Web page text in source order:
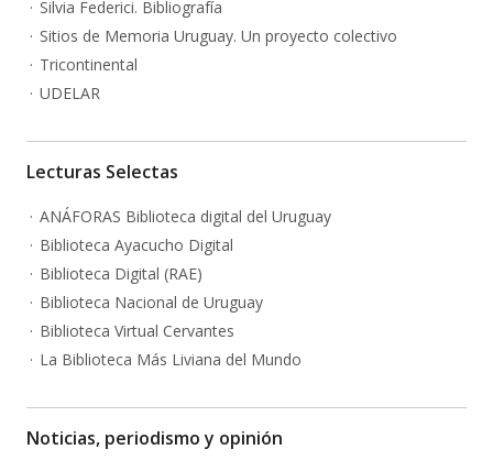
Silvia Federici. Bibliografía
Sitios de Memoria Uruguay. Un proyecto colectivo
Tricontinental
UDELAR
Lecturas Selectas
ANÁFORAS Biblioteca digital del Uruguay
Biblioteca Ayacucho Digital
Biblioteca Digital (RAE)
Biblioteca Nacional de Uruguay
Biblioteca Virtual Cervantes
La Biblioteca Más Liviana del Mundo
Noticias, periodismo y opinión